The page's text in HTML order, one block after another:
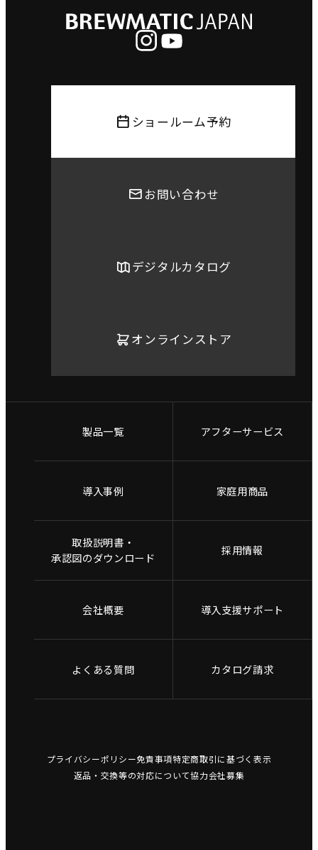
ショールーム予約
お問い合わせ
デジタルカタログ
オンラインストア
製品一覧 アフターサービス
導入事例 家庭用商品
取扱説明書・
承認図のダウンロード
採用情報
会社概要 導入支援サポート
よくある質問 カタログ請求
プライバシーポリシー免責事項特定商取引に基づく表示
返品・交換等の対応について協力会社募集